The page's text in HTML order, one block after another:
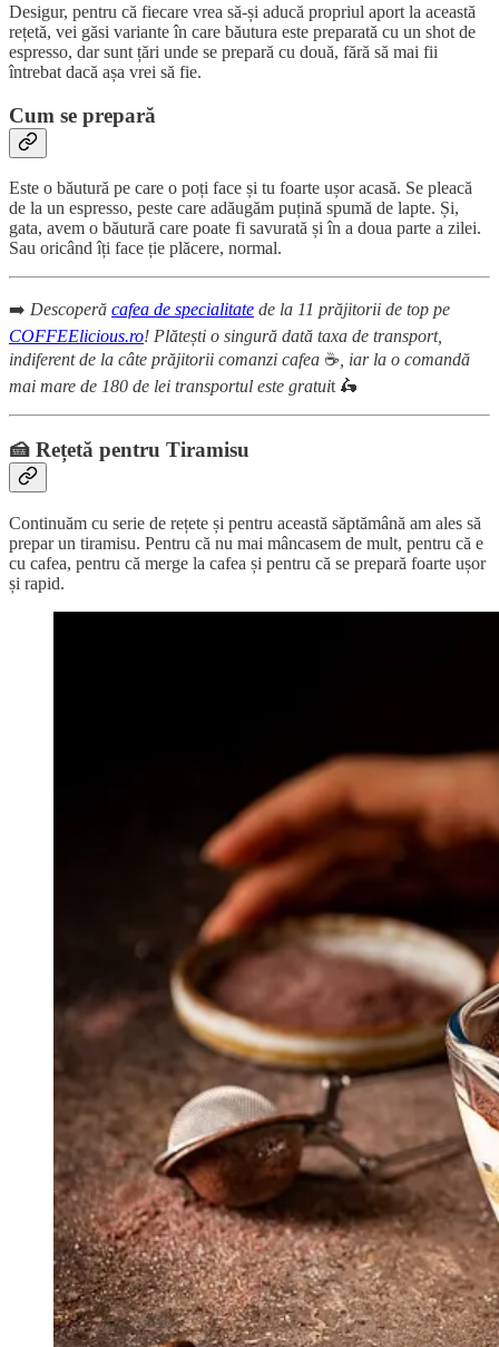
Desigur, pentru că fiecare vrea să-și aducă propriul aport la această
rețetă, vei găsi variante în care băutura este preparată cu un shot de
espresso, dar sunt țări unde se prepară cu două, fără să mai fii
întrebat dacă așa vrei să fie.
Cum se prepară
Este o băutură pe care o poți face și tu foarte ușor acasă. Se pleacă
de la un espresso, peste care adăugăm puțină spumă de lapte. Și,
gata, avem o băutură care poate fi savurată și în a doua parte a zilei.
Sau oricând îți face ție plăcere, normal.
➡️ Descoperă cafea de specialitate de la 11 prăjitorii de top pe
COFFEElicious.ro! Plătești o singură dată taxa de transport,
indiferent de la câte prăjitorii comanzi cafea ☕ , iar la o comandă
mai mare de 180 de lei transportul este gratuit 🛵
🍰 Rețetă pentru Tiramisu
Continuăm cu serie de rețete și pentru această săptămână am ales să
prepar un tiramisu. Pentru că nu mai mâncasem de mult, pentru că e
cu cafea, pentru că merge la cafea și pentru că se prepară foarte ușor
și rapid.